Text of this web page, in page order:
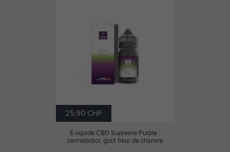
25,90 CHF
E-liquide CBD Supreme Purple :
cannabidiol, goût fleur de chanvre